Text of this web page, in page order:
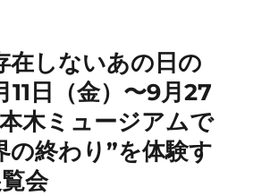
在しないあの日の
11日（金）〜9月27
木ミュージアムで
の終わり”を体験す
会